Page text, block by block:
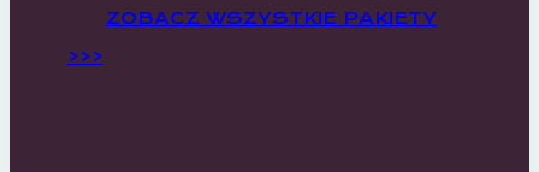
ZOBACZ WSZYSTKIE PAKIETY
>>>